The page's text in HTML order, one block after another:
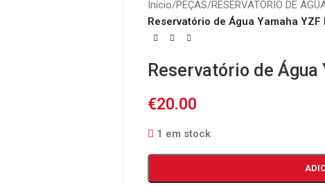
Início/PEÇAS/RESERVATÓRIO DE
Reservatório de Água Yamaha YZF
Reservatório de Água
€20.00
1 em stock